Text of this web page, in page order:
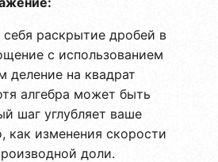
раскрытие дробей в
с использованием
деление на квадрат
алгебра может быть
шаг углубляет ваше
как изменения скорости
доли.